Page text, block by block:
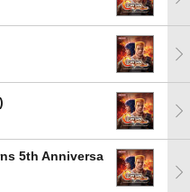
5th Anniversa